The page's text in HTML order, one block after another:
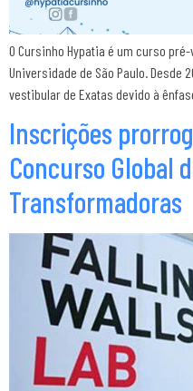
O Cursinho Hypatia é um curso
Universidade de São Paulo. Desde
vestibular de Exatas devido à
Inscrições
Concurso Global
Transformadoras